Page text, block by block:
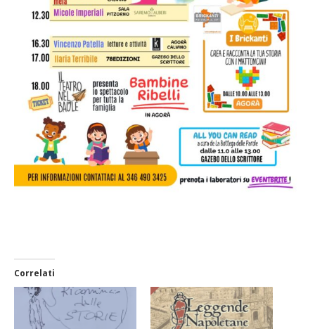
Correlati